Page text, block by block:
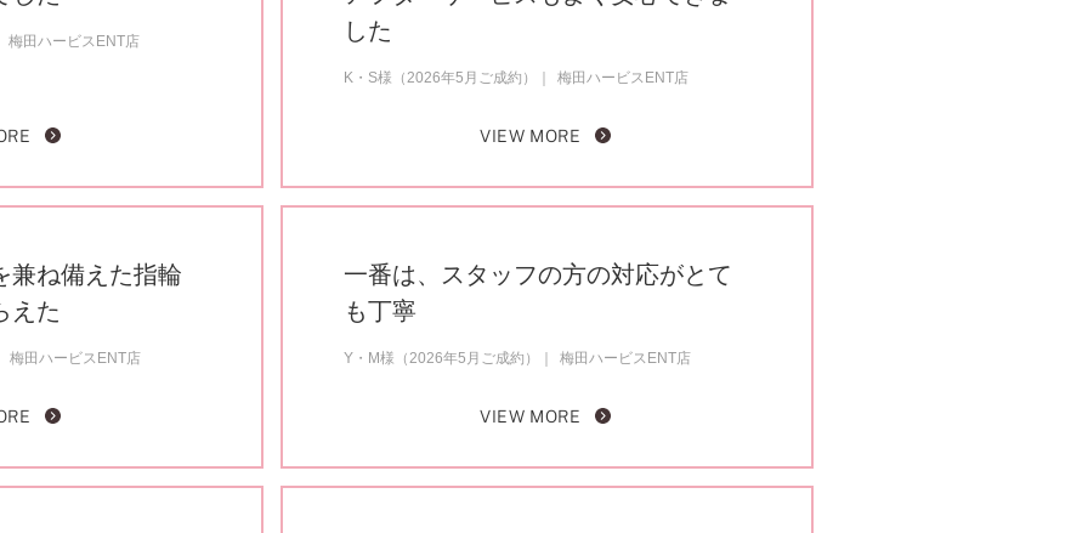
梅田ハービスENT店
した
K・S様（2026年5月ご成約） 梅田ハービスENT店
VIEW MORE
兼ね備えた指輪
えた
梅田ハービスENT店
一番は、スタッフの方の対応がとて
も丁寧
Y・M様（2026年5月ご成約） 梅田ハービスENT店
VIEW MORE